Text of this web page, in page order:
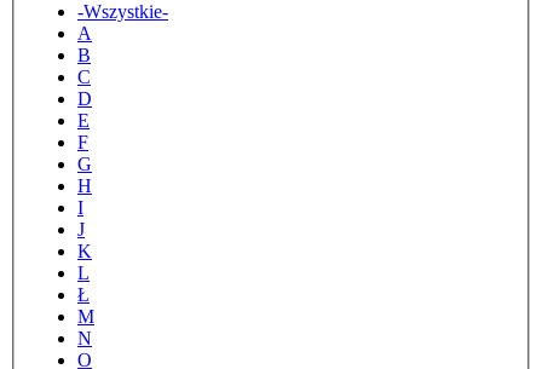
-Wszystkie-
A
B
C
D
E
F
G
H
I
J
K
L
Ł
M
N
O